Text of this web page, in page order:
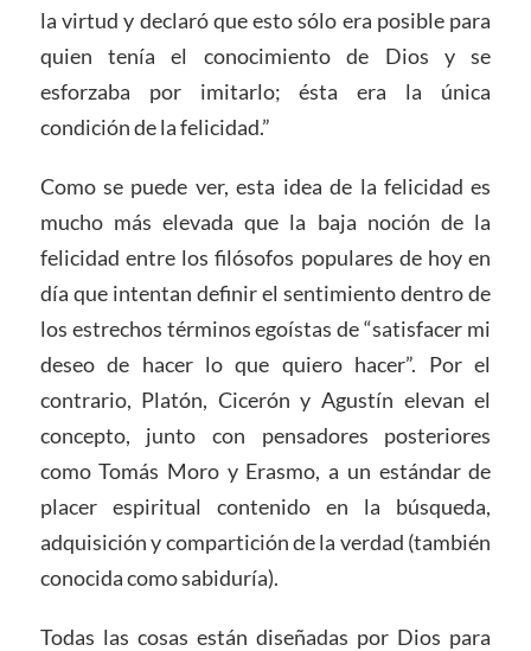
la virtud y declaró que esto sólo era posible para
quien tenía el conocimiento de Dios y se
esforzaba por imitarlo; ésta era la única
condición de la felicidad.”
Como se puede ver, esta idea de la felicidad es
mucho más elevada que la baja noción de la
felicidad entre los filósofos populares de hoy en
día que intentan definir el sentimiento dentro de
los estrechos términos egoístas de “satisfacer mi
deseo de hacer lo que quiero hacer”. Por el
contrario, Platón, Cicerón y Agustín elevan el
concepto, junto con pensadores posteriores
como Tomás Moro y Erasmo, a un estándar de
placer espiritual contenido en la búsqueda,
adquisición y compartición de la verdad (también
conocida como sabiduría).
Todas las cosas están diseñadas por Dios para